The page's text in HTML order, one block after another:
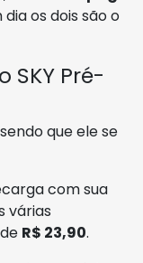
dia os dois são o
Pré-
que ele se
com sua
várias
R$ 23,90.